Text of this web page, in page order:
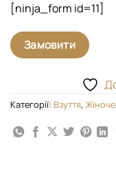
[ninja_form id=11]
Замовити
Категорії: Взуття, Жіноче